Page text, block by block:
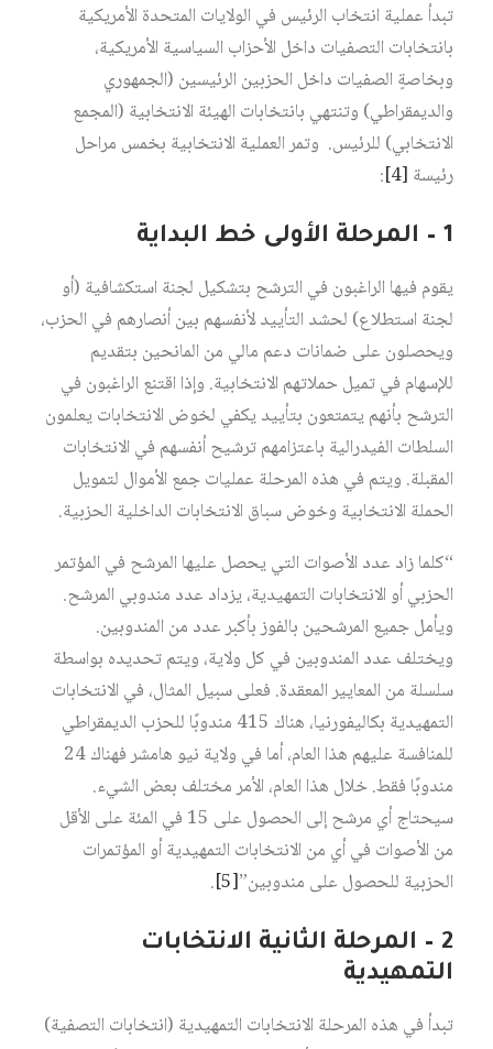
تبدأ عملية انتخاب الرئيس في الولايات المتحدة الأمريكية
بانتخابات التصفيات داخل الأحزاب السياسية الأمريكية،
وبخاصةٍ الصفيات داخل الحزبين الرئيسين (الجمهوري
والديمقراطي) وتنتهي بانتخابات الهيئة الانتخابية (المجمع
الانتخابي) للرئيس. وتمر العملية الانتخابية بخمس مراحل
رئيسة [4]
:
1 – المرحلة الأولى خط البداية
يقوم فيها الراغبون في الترشح بتشكيل لجنة استكشافية (أو
لجنة استطلاع) لحشد التأييد لأنفسهم بين أنصارهم في الحزب،
ويحصلون على ضمانات دعم مالي من المانحين بتقديم
للإسهام في تميل حملاتهم الانتخابية. وإذا اقتنع الراغبون في
الترشح بأنهم يتمتعون بتأييد يكفي لخوض الانتخابات يعلمون
السلطات الفيدرالية باعتزامهم ترشيح أنفسهم في الانتخابات
المقبلة. ويتم في هذه المرحلة عمليات جمع الأموال لتمويل
الحملة الانتخابية وخوض سباق الانتخابات الداخلية الحزبية.
“كلما زاد عدد الأصوات التي يحصل عليها المرشح في المؤتمر
الحزبي أو الانتخابات التمهيدية، يزداد عدد مندوبي المرشح.
ويأمل جميع المرشحين بالفوز بأكبر عدد من المندوبين.
ويختلف عدد المندوبين في كل ولاية، ويتم تحديده بواسطة
سلسلة من المعايير المعقدة. فعلى سبيل المثال، في الانتخابات
التمهيدية بكاليفورنيا، هناك 415 مندوبًا للحزب الديمقراطي
للمنافسة عليهم هذا العام، أما في ولاية نيو هامشر فهناك 24
مندوبًا فقط. خلال هذا العام، الأمر مختلف بعض الشيء.
سيحتاج أي مرشح إلى الحصول على 15 في المئة على الأقل
من الأصوات في أي من الانتخابات التمهيدية أو المؤتمرات
الحزبية للحصول على مندوبين”[5]
.
2 – المرحلة الثانية الانتخابات
التمهيدية
تبدأ في هذه المرحلة الانتخابات التمهيدية (انتخابات التصفية)